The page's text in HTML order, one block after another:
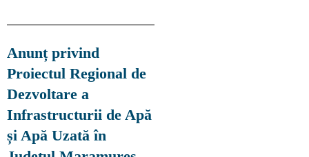
Anunț privind
Proiectul Regional de
Dezvoltare a
Infrastructurii de Apă
și Apă Uzată în